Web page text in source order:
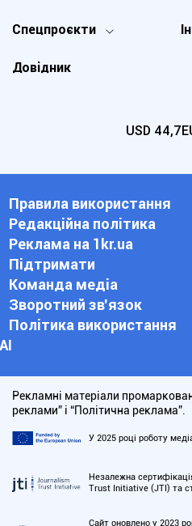
Спецпроєкти
Довідник
USD 44,7
Правила використання
Редакційна політика
Реклама на 1kr.ua
Підтримати
Команда медіа
Зворотний зв'язок
Політика використання
АІ
Рекламні матеріали
реклами” і “Політична реклама”.
У 2025 році роботу
Незалежна
Trust Initiative (JTI) та
Сайт оновлено у 2023